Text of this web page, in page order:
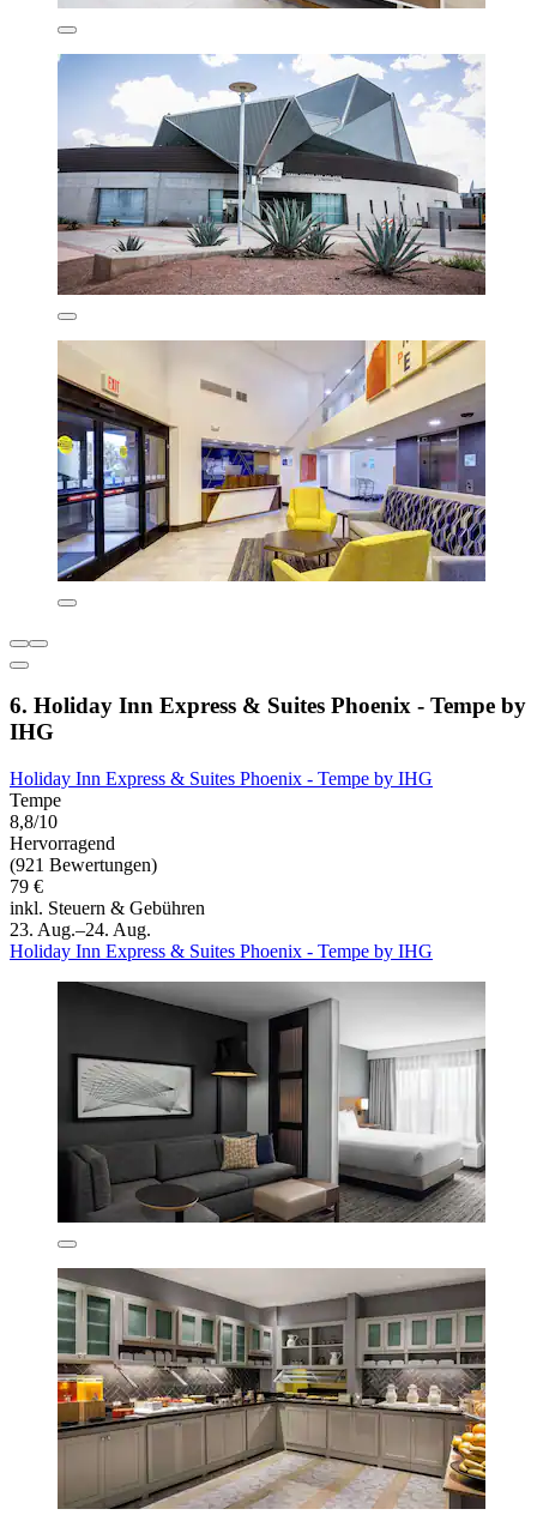
6. Holiday Inn Express & Suites Phoenix - Tempe by
IHG
Holiday Inn Express & Suites Phoenix - Tempe by IHG
Tempe
8,8/10
Hervorragend
(921 Bewertungen)
79 €
inkl. Steuern & Gebühren
23. Aug.–24. Aug.
Holiday Inn Express & Suites Phoenix - Tempe by IHG